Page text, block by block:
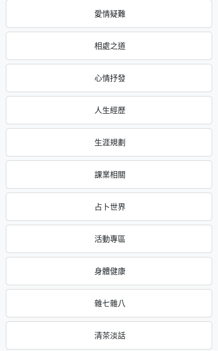
愛情疑難
相處之道
心情抒發
人生經歷
生涯規劃
課業相關
占卜世界
活動專區
身體健康
雜七雜八
清茶淡話